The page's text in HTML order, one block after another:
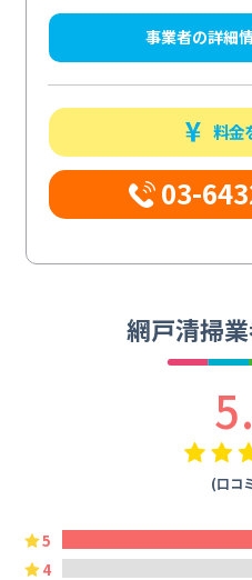
事業者の詳細
料金
03-
網戸清掃
(口コ
5
4